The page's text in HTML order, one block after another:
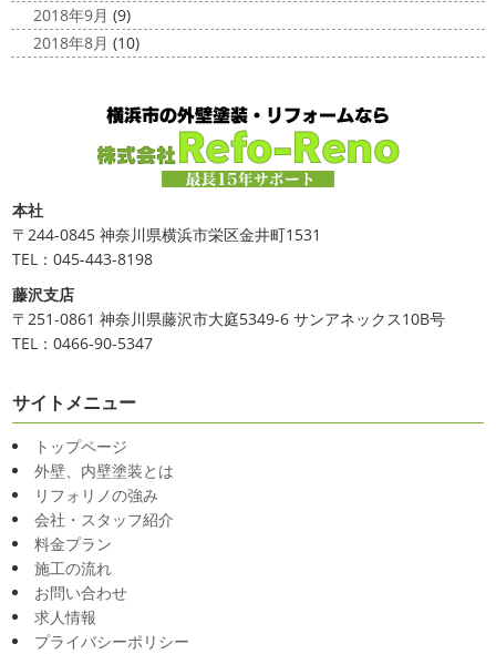
2018年9月 (9)
2018年8月 (10)
本社
〒244-0845 神奈川県横浜市栄区金井町1531
TEL：045-443-8198
藤沢支店
〒251-0861 神奈川県藤沢市大庭5349-6 サンアネックス10B号
TEL：0466-90-5347
サイトメニュー
トップページ
外壁、内壁塗装とは
リフォリノの強み
会社・スタッフ紹介
料金プラン
施工の流れ
お問い合わせ
求人情報
プライバシーポリシー